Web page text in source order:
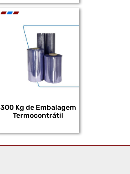
300 Kg de Embalagem
Termocontrátil